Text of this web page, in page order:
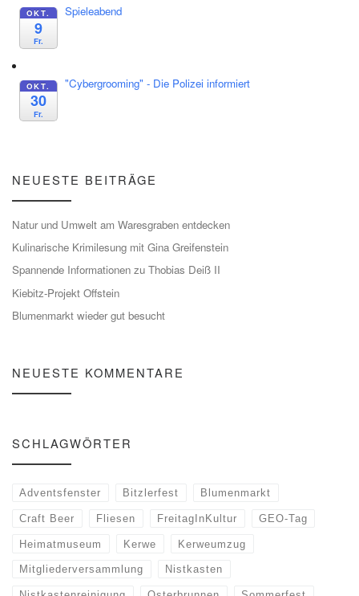
OKT.
9
Fr.
Spieleabend
OKT.
30
Fr.
"Cybergrooming" - Die Polizei informiert
NEUESTE BEITRÄGE
Natur und Umwelt am Waresgraben entdecken
Kulinarische Krimilesung mit Gina Greifenstein
Spannende Informationen zu Thobias Deiß II
Kiebitz-Projekt Offstein
Blumenmarkt wieder gut besucht
NEUESTE KOMMENTARE
SCHLAGWÖRTER
Adventsfenster Bitzlerfest Blumenmarkt
Craft Beer Fliesen FreitagInKultur GEO-Tag
Heimatmuseum Kerwe Kerweumzug
Mitgliederversammlung Nistkasten